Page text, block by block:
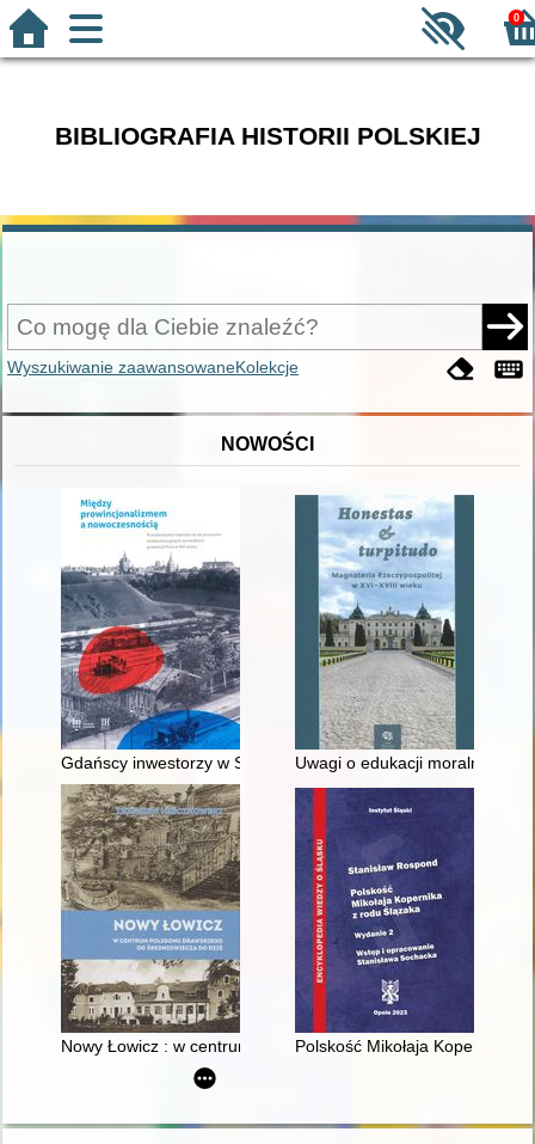
0
BIBLIOGRAFIA HISTORII POLSKIEJ
Wyszukiwanie zaawansowaneKolekcje
NOWOŚCI
Gdańscy inwestorzy w Sopocie : prestiż finansowy i
Uwagi o edukacji moralnej
Nowy Łowicz : w centrum poligonu drawskiego od
Polskość Mikołaja Kopernika z